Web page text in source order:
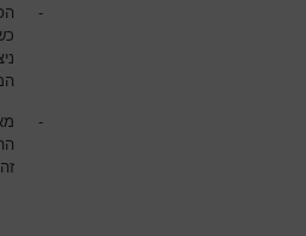
-
-